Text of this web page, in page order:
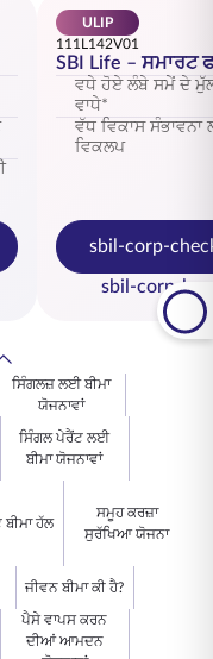
111L142V01
ULIP
SBI Life – ਸਮਾਰਟ
ਵਧੇ ਹੋਏ ਲੰਬੇ ਸਮੇਂ ਦੇ
ਵਾਧੇ*
ਵੱਧ ਵਿਕਾਸ
ਵਿਕਲਪ
sbil-corp-
sbil-corp-
ਸਿੰਗਲਜ਼ ਲਈ ਬੀਮਾ
ਯੋਜਨਾਵਾਂ
ਸਿੰਗਲ ਪੇਰੈਂਟ ਲਈ
ਬੀਮਾ ਯੋਜਨਾਵਾਂ
ਬੀਮਾ ਹੱਲ
ਸਮੂਹ ਕਰਜ਼ਾ
ਸੁਰੱਖਿਆ ਯੋਜਨਾ
ਜੀਵਨ ਬੀਮਾ ਕੀ ਹੈ?
ਪੈਸੇ ਵਾਪਸ ਕਰਨ
ਦੀਆਂ ਆਮਦਨ